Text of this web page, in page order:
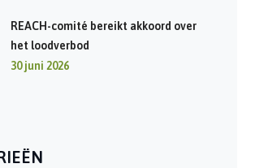
REACH-comité bereikt akkoord over
het loodverbod
30 juni 2026